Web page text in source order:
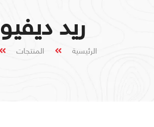
ريد
الرئيسية المنتجات